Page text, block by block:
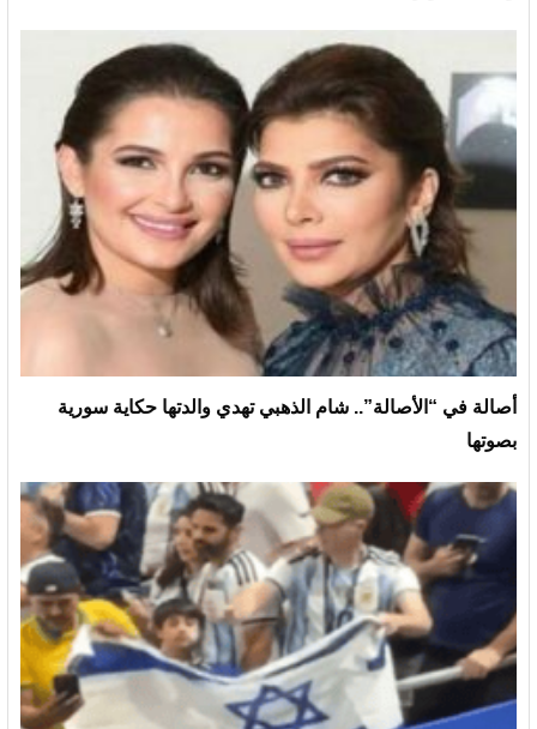
أصالة في “الأصالة”.. شام الذهبي تهدي والدتها حكاية سورية
بصوتها